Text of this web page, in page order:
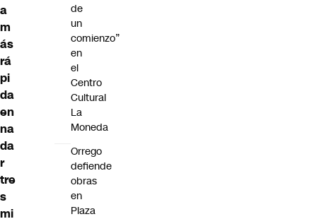
a
m
ás
rá
pi
da
en
na
da
r
tre
s
mi
de
un
comienzo”
en
el
Centro
Cultural
La
Moneda
Orrego
defiende
obras
en
Plaza